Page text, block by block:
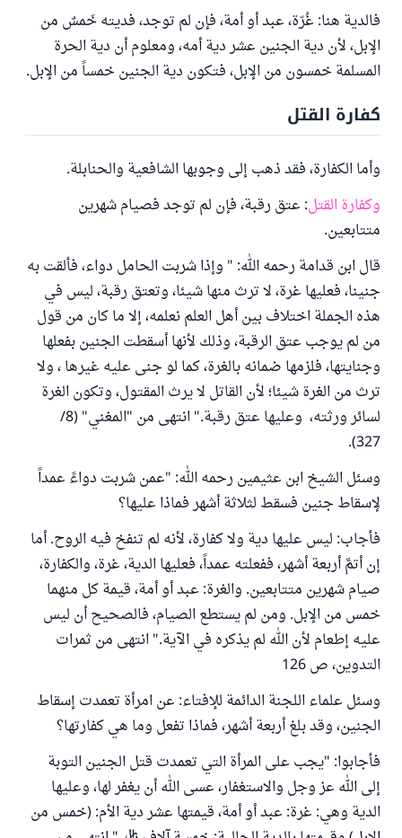
فالدية هنا: غُرّة، عبد أو أمة، فإن لم توجد، فديته خَمسٌ من
الإبل، لأن دية الجنين عشر دية أمه، ومعلوم أن دية الحرة
المسلمة خمسون من الإبل، فتكون دية الجنين خمساً من الإبل.
كفارة القتل
وأما الكفارة، فقد ذهب إلى وجوبها الشافعية والحنابلة.
وكفارة القتل: عتق رقبة، فإن لم توجد فصيام شهرين
متتابعين.
قال ابن قدامة رحمه الله: " وإذا شربت الحامل دواء، فألقت به
جنينا، فعليها غرة، لا ترث منها شيئا، وتعتق رقبة، ليس في
هذه الجملة اختلاف بين أهل العلم نعلمه، إلا ما كان من قول
من لم يوجب عتق الرقبة، وذلك لأنها أسقطت الجنين بفعلها
وجنايتها، فلزمها ضمانه بالغرة، كما لو جنى عليه غيرها ، ولا
ترث من الغرة شيئا؛ لأن القاتل لا يرث المقتول، وتكون الغرة
لسائر ورثته، وعليها عتق رقبة." انتهى من "المغني" (8/
327).
وسئل الشيخ ابن عثيمين رحمه الله: "عمن شربت دواءً عمداً
لإسقاط جنين فسقط لثلاثة أشهر فماذا عليها؟
فأجاب: ليس عليها دية ولا كفارة، لأنه لم تنفخ فيه الروح. أما
إن أتمَّ أربعة أشهر، ففعلته عمداً، فعليها الدية، غرة، والكفارة،
صيام شهرين متتابعين. والغرة: عبد أو أمة، قيمة كل منهما
خمس من الإبل. ومن لم يستطع الصيام، فالصحيح أن ليس
عليه إطعام لأن الله لم يذكره في الآية." انتهى من ثمرات
التدوين، ص 126
وسئل علماء اللجنة الدائمة للإفتاء: عن امرأة تعمدت إسقاط
الجنين، وقد بلغ أربعة أشهر، فماذا تفعل وما هي كفارتها؟
فأجابوا: "يجب على المرأة التي تعمدت قتل الجنين التوبة
إلى الله عز وجل والاستغفار، عسى الله أن يغفر لها، وعليها
الدية وهي: غرة: عبد أو أمة، قيمتها عشر دية الأم: (خمس من